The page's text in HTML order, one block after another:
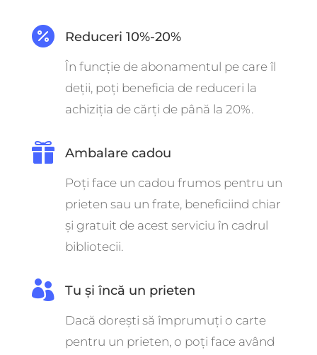
 Reduceri 10%-20%
În funcție de abonamentul pe care îl
deții, poți beneficia de reduceri la
achiziția de cărți de până la 20%.
 Ambalare cadou
Poți face un cadou frumos pentru un
prieten sau un frate, beneficiind chiar
și gratuit de acest serviciu în cadrul
bibliotecii.
 Tu și încă un prieten
Dacă dorești să împrumuți o carte
pentru un prieten, o poți face având